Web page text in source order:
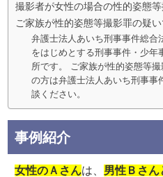
撮影者が女性の場合の性的姿態
ご家族が性的姿態等撮影罪の疑
弁護士法人あいち刑事事件総合
をはじめとする刑事事件・少年
所です。 ご家族が性的姿態等
の方は弁護士法人あいち刑事事
談ください。
事例紹介
女性のＡさんは、 男性Ｂさ